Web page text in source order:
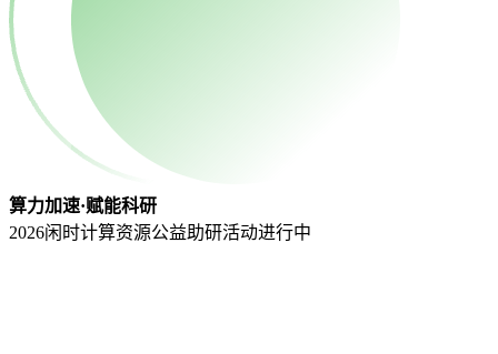
算力加速·赋能科研
2026闲时计算资源公益助研活动进行中